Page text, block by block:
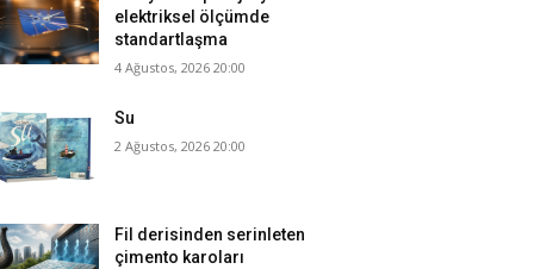
elektriksel ölçümde
standartlaşma
4 Ağustos, 2026 20:00
Su
2 Ağustos, 2026 20:00
Fil derisinden serinleten
çimento karoları